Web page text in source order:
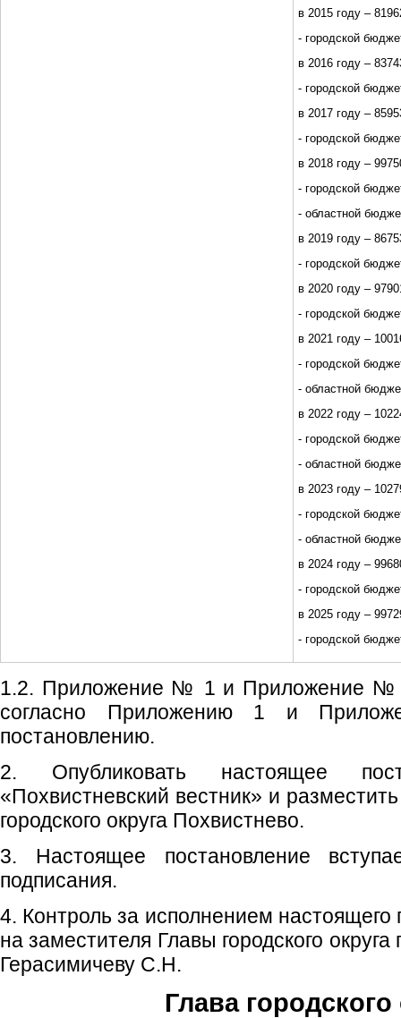
в 2015 году –
- городской
в 2016 году –
- городской
в 2017 году –
- городской
в 2018 году –
- городской
- областной
в 2019 году –
- городской
в 2020 году –
- городской
в 2021 году –
- городской
- областной
в 2022 году –
- городской
- областной
в 2023 году –
- городской
- областной
в 2024 году –
- городской
в 2025 году –
- городской
1.2. Приложение № 1 и Приложение №
согласно Приложению 1 и
постановлению.
2. Опубликовать настоящее
«Похвистневский вестник» и
городского округа Похвистнево.
3. Настоящее постановление
подписания.
4. Контроль за исполнением настоящего
на заместителя Главы городского
Герасимичеву С.Н.
Глава городского